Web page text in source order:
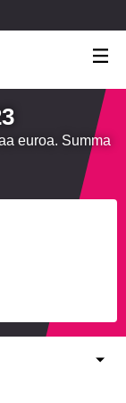
euroa. Summa